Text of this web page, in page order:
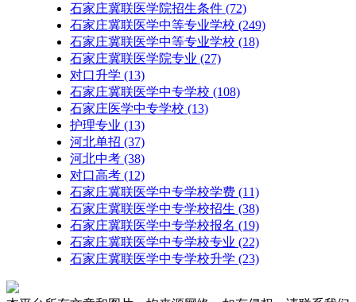
石家庄冀联医学院招生条件 (72)
石家庄冀联医学中等专业学校 (249)
石家庄冀联医学中等专业学校​ (18)
石家庄冀联医学院专业 (27)
对口升学 (13)
石家庄冀联医学中专学校 (108)
石家庄医学中专学校 (13)
护理专业 (13)
河北单招 (37)
河北中考 (38)
对口高考 (12)
石家庄冀联医学中专学校学费 (11)
石家庄冀联医学中专学校招生 (38)
石家庄冀联医学中专学校报名 (19)
石家庄冀联医学中专学校专业 (22)
石家庄冀联医学中专学校升学 (23)